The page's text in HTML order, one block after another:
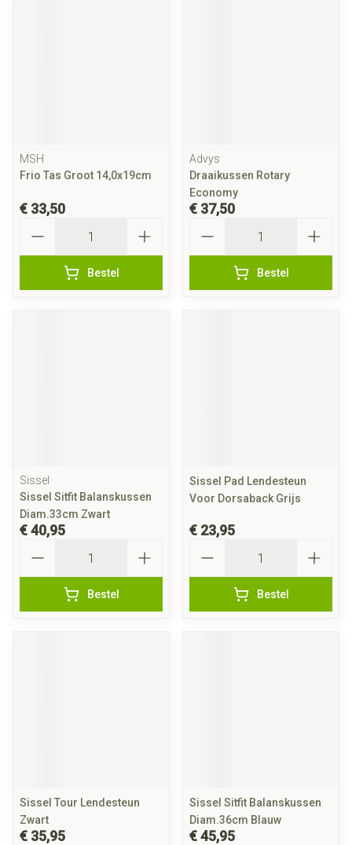
MSH
Frio Tas Groot 14,0x19cm
€ 33,50
Bestel
Advys
Draaikussen Rotary
Economy
€ 37,50
Bestel
Sissel
Sissel Sitfit Balanskussen
Diam.33cm Zwart
€ 40,95
Bestel
Sissel Pad Lendesteun
Voor Dorsaback Grijs
€ 23,95
Bestel
Sissel Tour Lendesteun
Zwart
€ 35,95
Sissel Sitfit Balanskussen
Diam.36cm Blauw
€ 45,95